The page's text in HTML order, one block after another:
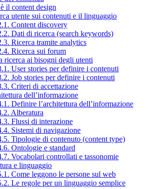
il content design
utente sui contenuti e il linguaggio
Content discovery
Dati di ricerca (search keywords)
Ricerca tramite analytics
Ricerca sui forum
ricerca ai bisogni degli utenti
User stories per definire i contenuti
Job stories per definire i contenuti
Criteri di accettazione
dell’informazione
Definire l’architettura dell’informazione
Alberatura
Flussi di interazione
Sistemi di navigazione
Tipologie di contenuto (content type)
Ontologie e standard
Vocabolari controllati e tassonomie
e linguaggio
Come leggono le persone sul web
Le regole per un linguaggio semplice